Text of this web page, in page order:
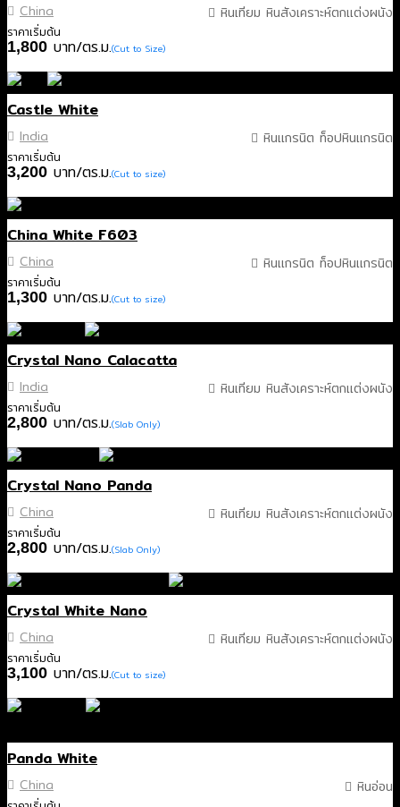
หินเทียม หินสังเคราะห์ตกแต่งผนัง
China
ราคาเริ่มต้น
1,800 บาท/ตร.ม.(Cut to Size)
หินแกรนิต ท็อปหินแกรนิต
Castle White
India
ราคาเริ่มต้น
3,200 บาท/ตร.ม.(Cut to size)
หินแกรนิต ท็อปหินแกรนิต
China White F603
China
ราคาเริ่มต้น
1,300 บาท/ตร.ม.(Cut to size)
หินเทียม หินสังเคราะห์ตกแต่งผนัง
Crystal Nano Calacatta
India
ราคาเริ่มต้น
2,800 บาท/ตร.ม.(Slab Only)
หินเทียม หินสังเคราะห์ตกแต่งผนัง
Crystal Nano Panda
China
ราคาเริ่มต้น
2,800 บาท/ตร.ม.(Slab Only)
หินเทียม หินสังเคราะห์ตกแต่งผนัง
Crystal White Nano
China
ราคาเริ่มต้น
3,100 บาท/ตร.ม.(Cut to size)
หินอ่อน
Panda White
China